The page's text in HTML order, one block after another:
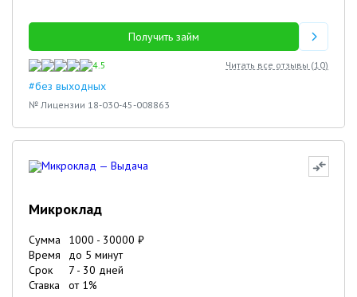
Получить займ
4.5 Читать все отзывы (10)
#без выходных
№ Лицензии 18-030-45-008863
Микроклад
Сумма 1000 - 30000 ₽
Время
до 5 минут
Срок
7 - 30 дней
Ставка
от 1%